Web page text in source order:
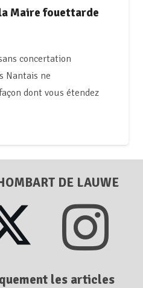
Maire fouettarde
concertation
Nantais ne
dont vous étendez
DE LAUWE
les articles